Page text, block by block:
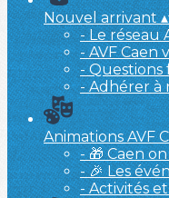
Nouvel arrivant▴
- Le réseau
- AVF Caen
- Questions
- Adhérer à
Animations AVF
- 🎁 Caen
- 🎉 Les
- Activités et